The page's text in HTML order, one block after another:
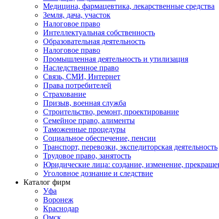
Медицина, фармацевтика, лекарственные средства
Земля, дача, участок
Налоговое право
Интеллектуальная собственность
Образовательная деятельность
Налоговое право
Промышленная деятельность и утилизация
Наследственное право
Связь, СМИ, Интернет
Права потребителей
Страхование
Призыв, военная служба
Строительство, ремонт, проектирование
Семейное право, алименты
Таможенные процедуры
Социальное обеспечение, пенсии
Транспорт, перевозки, экспедиторская деятельность
Трудовое право, занятость
Юридические лица: создание, изменение,
Уголовное дознание и следствие
Каталог фирм
Уфа
Воронеж
Краснодар
Омск